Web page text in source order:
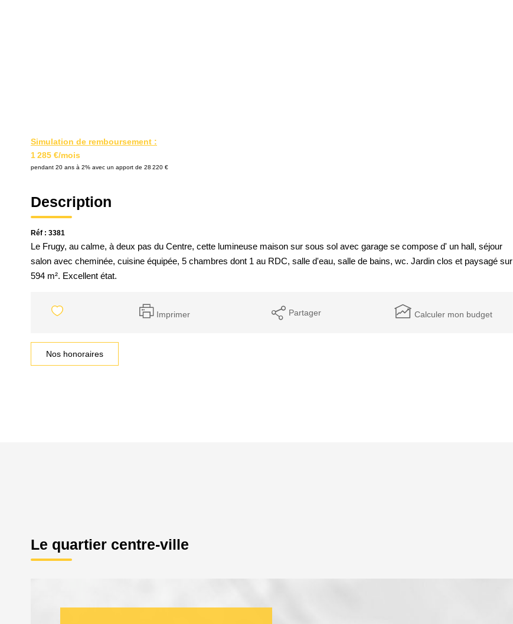
Simulation de remboursement :
1 285 €/mois
pendant 20 ans à 2% avec un apport de 28 220 €
Description
Réf : 3381
Le Frugy, au calme, à deux pas du Centre, cette lumineuse maison sur sous sol avec garage se compose d' un hall, séjour
salon avec cheminée, cuisine équipée, 5 chambres dont 1 au RDC, salle d'eau, salle de bains, wc. Jardin clos et paysagé sur
594 m². Excellent état.
Imprimer Partager Calculer mon budget
Nos honoraires
Le quartier centre-ville